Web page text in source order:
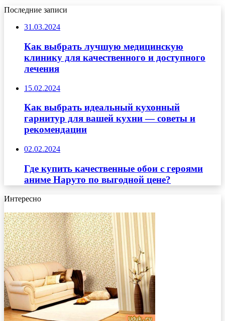
Последние записи
31.03.2024
Как выбрать лучшую медицинскую
клинику для качественного и доступного
лечения
15.02.2024
Как выбрать идеальный кухонный
гарнитур для вашей кухни — советы и
рекомендации
02.02.2024
Где купить качественные обои с героями
аниме Наруто по выгодной цене?
Интересно